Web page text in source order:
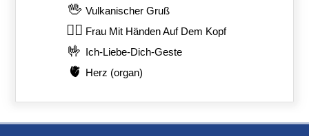
🖖 Vulkanischer Gruß
🙆‍♀️ Frau Mit Händen Auf Dem Kopf
🤟 Ich-Liebe-Dich-Geste
🫀 Herz (organ)